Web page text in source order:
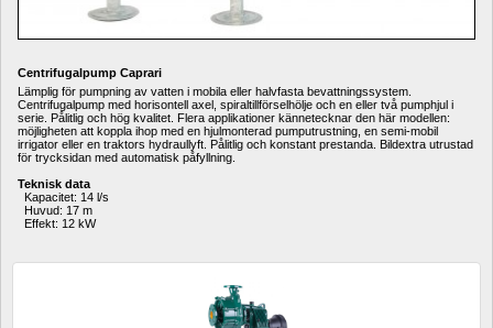
Centrifugalpump Caprari
Lämplig för pumpning av vatten i mobila eller halvfasta bevattningssystem.
Centrifugalpump med horisontell axel, spiraltillförselhölje och en eller två pumphjul i
serie. Pålitlig och hög kvalitet. Flera applikationer kännetecknar den här modellen:
möjligheten att koppla ihop med en hjulmonterad pumputrustning, en semi-mobil
irrigator eller en traktors hydraullyft. Pålitlig och konstant prestanda. Bildextra utrustad
för trycksidan med automatisk påfyllning.
Teknisk data
Kapacitet: 14 l/s
Huvud: 17 m
Effekt: 12 kW